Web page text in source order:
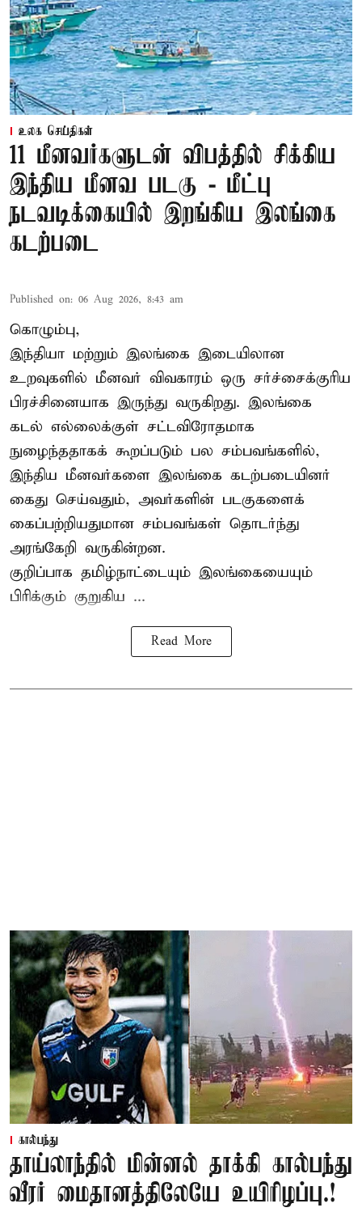
உலக செய்திகள்
11 மீனவர்களுடன் விபத்தில் சிக்கிய
இந்திய மீனவ படகு - மீட்பு
நடவடிக்கையில் இறங்கிய இலங்கை
கடற்படை
Published on: 06 Aug 2026, 8:43 am
கொழும்பு,
இந்தியா மற்றும் இலங்கை இடையிலான
உறவுகளில் மீனவர் விவகாரம் ஒரு சர்ச்சைக்குரிய
பிரச்சினையாக இருந்து வருகிறது. இலங்கை
கடல் எல்லைக்குள் சட்டவிரோதமாக
நுழைந்ததாகக் கூறப்படும் பல சம்பவங்களில்,
இந்திய மீனவர்களை இலங்கை கடற்படையினர்
கைது செய்வதும், அவர்களின் படகுகளைக்
கைப்பற்றியதுமான சம்பவங்கள் தொடர்ந்து
அரங்கேறி வருகின்றன.
குறிப்பாக தமிழ்நாட்டையும் இலங்கையையும்
பிரிக்கும் குறுகிய ...
Read More
கால்பந்து
தாய்லாந்தில் மின்னல் தாக்கி கால்பந்து
வீரர் மைதானத்திலேயே உயிரிழப்பு.!